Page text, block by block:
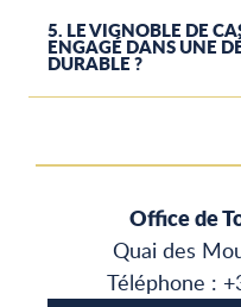
5. LE VIGNOBLE DE
ENGAGÉ DANS UNE
DURABLE ?
Office de
Quai des
Téléphone :